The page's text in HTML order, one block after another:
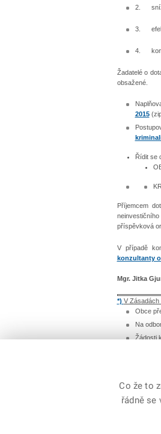
2.
3.
4.
Žadatelé o
obsažené.
2015
Řídit se
Příjemcem
příspěvková
V případě
konzultanty
Mgr. Jitka
*) V
Obce
Na
Žádosti
Co že to
řádně se